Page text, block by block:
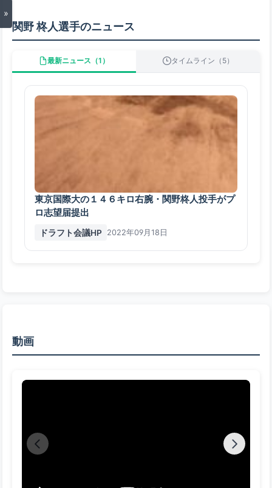
»
関野 柊人選手のニュース
最新ニュース（1） タイムライン（5）
東京国際大の１４６キロ右腕・関野柊人投手がプ
ロ志望届提出
ドラフト会議HP 2022年09月18日
動画